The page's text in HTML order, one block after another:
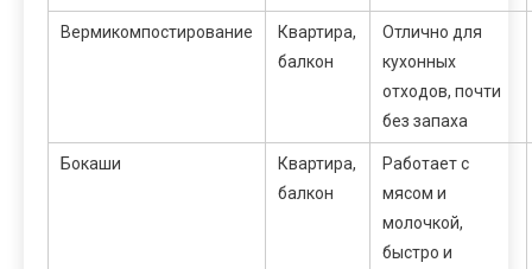
Вермикомпостирование
Квартира,
балкон
Отлично для
кухонных
отходов, почти
без запаха
Бокаши
Квартира,
балкон
Работает с
мясом и
молочкой,
быстро и